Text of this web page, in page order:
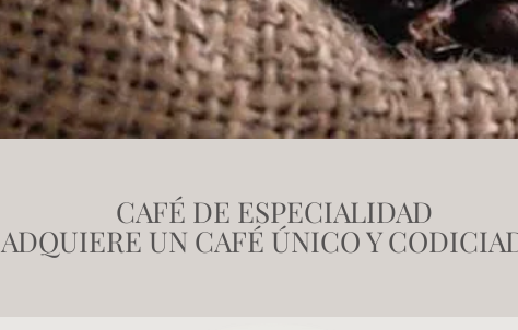
CAFÉ DE ESPECIALIDAD
ADQUIERE UN CAFÉ ÚNICO Y